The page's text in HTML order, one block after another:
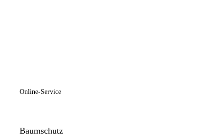
Online-Service
Baumschutz